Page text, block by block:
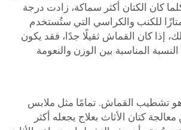
كان الكتان أكثر سماكة، زادت درجة
للكنب والكراسي التي ستُستخدم
إذا كان القماش ثقيلًا جدًا، فقد يكون
المناسبة بين الوزن والنعومة
تشطيب القماش. تمامًا مثل ملابس
كتان الأثاث بعلاج يجعله أكثر